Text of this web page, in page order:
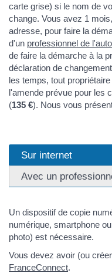
carte grise) si le nom de
change. Vous avez 1
adresse, pour faire la
d'un professionnel de
de faire la démarche à la
déclaration de
les temps, tout
l'amende prévue pour les
(135 €). Nous vous
Sur internet
Avec un
Un dispositif de copie
numérique, smartphone
photo) est nécessaire.
Vous devez avoir (ou
FranceConnect.